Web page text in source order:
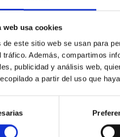
web usa cookies
de este sitio web se usan para
tráfico. Además, compartimos
publicidad y análisis web,
a partir del uso que